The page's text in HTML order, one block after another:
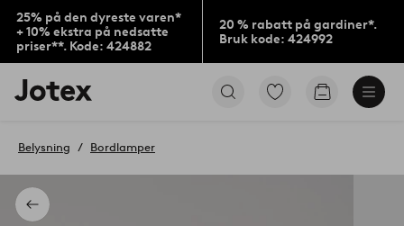
25% på den dyreste varen*
+ 10% ekstra på nedsatte
priser**. Kode: 424882
20 % rabatt på gardiner*.
Bruk kode: 424992
Jotex’
logo
til
Gå
Gå
Tilbake
Belysning Bordlamper